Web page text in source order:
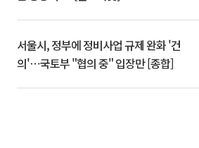
서울시, 정부에 정비사업 규제 완화 '건
의'⋯국토부 "협의 중" 입장만 [종합]